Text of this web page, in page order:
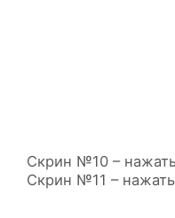
Скрин №10 –
Скрин №11 –